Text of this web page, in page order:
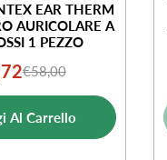
EAR THERM
AURICOLARE A
1 PEZZO
Prezzo
di
vendita
Prezzo
normale
€58,00
Al Carrello